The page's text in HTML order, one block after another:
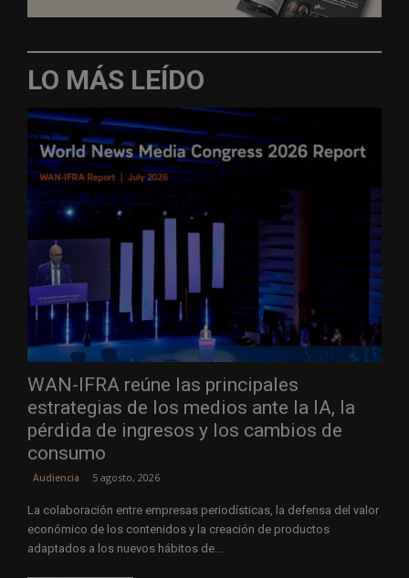
LO MÁS LEÍDO
WAN-IFRA reúne las principales
estrategias de los medios ante la IA, la
pérdida de ingresos y los cambios de
consumo
Audiencia 5 agosto, 2026
La colaboración entre empresas periodísticas, la defensa del valor
económico de los contenidos y la creación de productos
adaptados a los nuevos hábitos de...